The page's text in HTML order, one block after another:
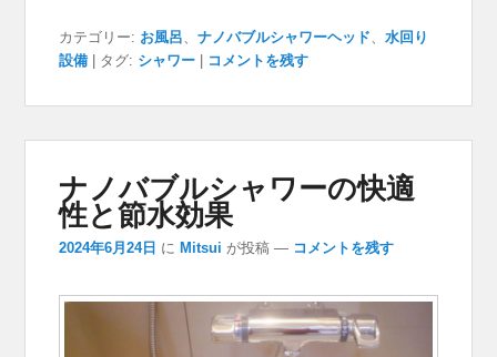
カテゴリー: お風呂、ナノバブルシャワーヘッド、水回り
設備
タグ: シャワー コメントを残す
ナノバブルシャワーの快適
性と節水効果
2024年6月24日 に Mitsui が投稿 — コメントを残す